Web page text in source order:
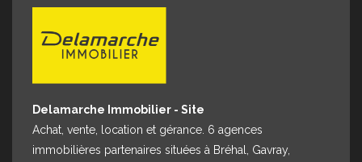
Delamarche Immobilier - Site
Achat, vente, location et gérance. 6 agences
immobilières partenaires situées à Bréhal, Gavray,